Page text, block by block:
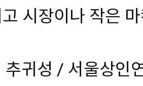
시장이나 작은
추귀성 / 서울상인